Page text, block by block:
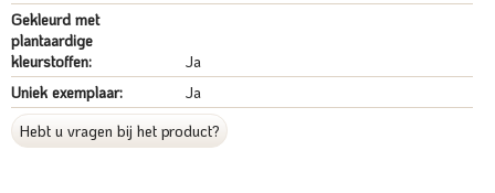
Gekleurd met
plantaardige
kleurstoffen:
Ja
Uniek exemplaar:
Ja
Hebt u vragen bij het product?